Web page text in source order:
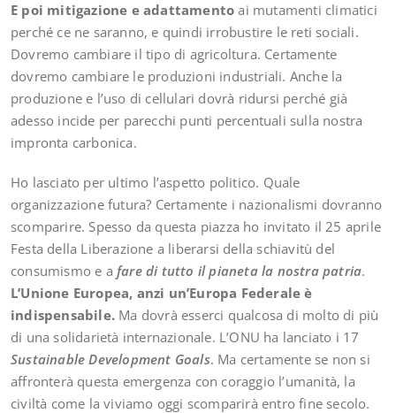
E poi mitigazione e adattamento ai mutamenti climatici
perché ce ne saranno, e quindi irrobustire le reti sociali.
Dovremo cambiare il tipo di agricoltura. Certamente
dovremo cambiare le produzioni industriali. Anche la
produzione e l’uso di cellulari dovrà ridursi perché già
adesso incide per parecchi punti percentuali sulla nostra
impronta carbonica.
Ho lasciato per ultimo l’aspetto politico. Quale
organizzazione futura? Certamente i nazionalismi dovranno
scomparire. Spesso da questa piazza ho invitato il 25 aprile
Festa della Liberazione a liberarsi della schiavitù del
consumismo e a fare di tutto il pianeta la nostra patria.
L’Unione Europea, anzi un’Europa Federale è
indispensabile. Ma dovrà esserci qualcosa di molto di più
di una solidarietà internazionale. L’ONU ha lanciato i 17
Sustainable Development Goals. Ma certamente se non si
affronterà questa emergenza con coraggio l’umanità, la
civiltà come la viviamo oggi scomparirà entro fine secolo.